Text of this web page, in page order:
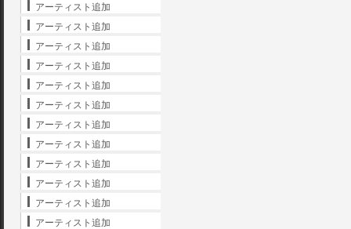
アーティスト追加
アーティスト追加
アーティスト追加
アーティスト追加
アーティスト追加
アーティスト追加
アーティスト追加
アーティスト追加
アーティスト追加
アーティスト追加
アーティスト追加
アーティスト追加